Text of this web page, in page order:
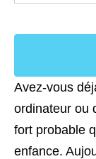
Avez-vous
ordinateur ou
fort probable
enfance.